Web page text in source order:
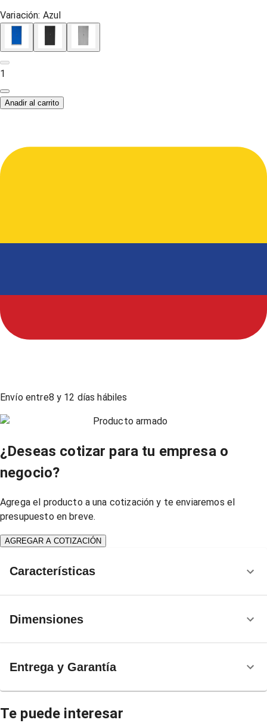
Variación: Azul
1
Anadir al carrito
Envío entre8 y 12 días hábiles
Producto armado
¿Deseas cotizar para tu empresa o
negocio?
Agrega el producto a una cotización y te enviaremos el
presupuesto en breve.
AGREGAR A COTIZACIÓN
Características
Dimensiones
Entrega y Garantía
Te puede interesar